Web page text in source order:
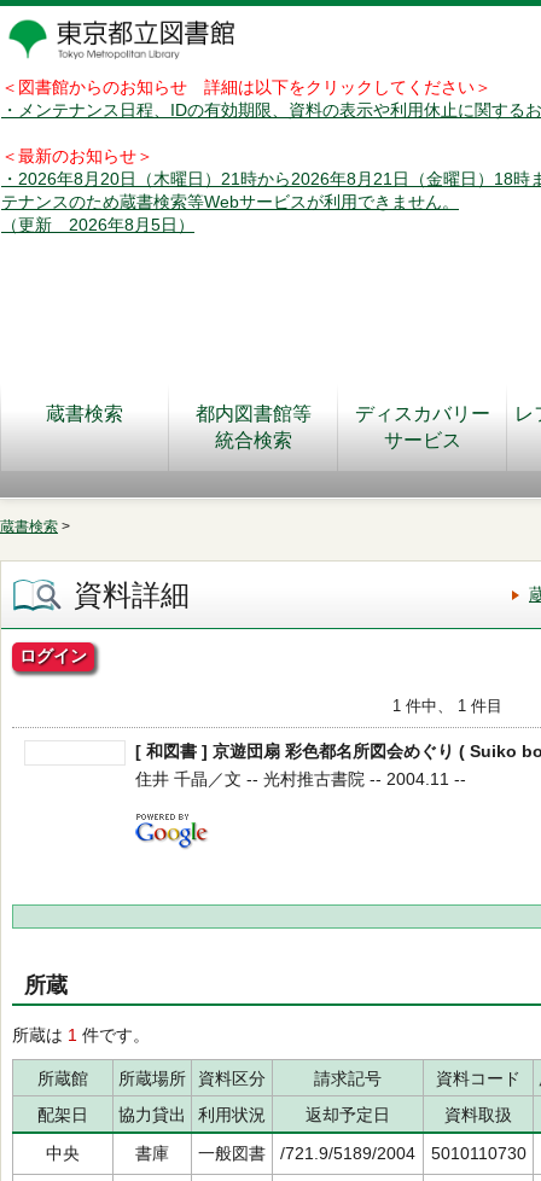
＜図書館からのお知らせ 詳細は以下をクリックしてください＞
・メンテナンス日程、IDの有効期限、資料の表示や利用休止に関する
＜最新のお知らせ＞
・2026年8月20日（木曜日）21時から2026年8月21日（金曜日）18時
テナンスのため蔵書検索等Webサービスが利用できません。
（更新 2026年8月5日）
蔵書検索
都内図書館等
統合検索
ディスカバリー
サービス
レ
蔵書検索 >
資料詳細
ログイン
1 件中、 1 件目
[ 和図書 ] 京遊団扇 彩色都名所図会めぐり ( Suiko
住井 千晶／文 -- 光村推古書院 -- 2004.11 --
所蔵
所蔵は 1 件です。
所蔵館 所蔵場所 資料区分 請求記号 資料コード
配架日
協力貸出 利用状況 返却予定日
資料取扱
中央
書庫 一般図書 /721.9/5189/2004
5010110730